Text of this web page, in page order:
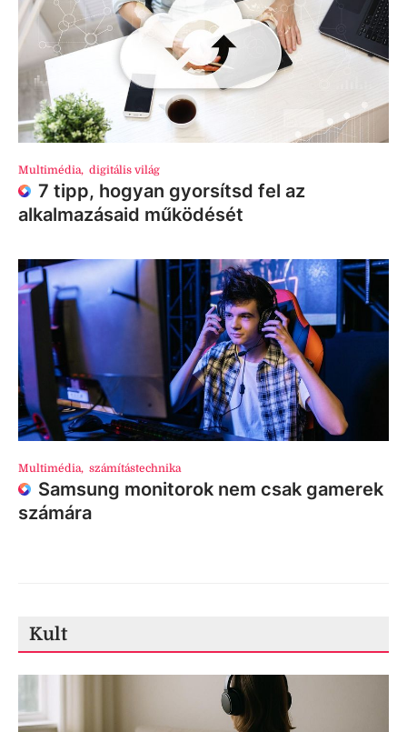
Multimédia, digitális világ
7 tipp, hogyan gyorsítsd fel az
alkalmazásaid működését
Multimédia, számítástechnika
Samsung monitorok nem csak gamerek
számára
Kult